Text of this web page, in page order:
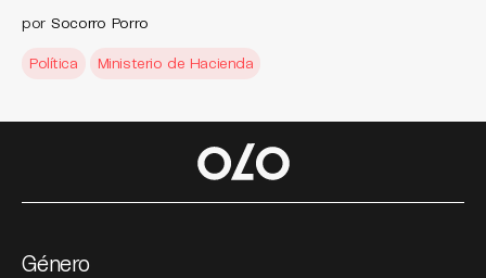
por Socorro Porro
Política Ministerio de Hacienda
Género